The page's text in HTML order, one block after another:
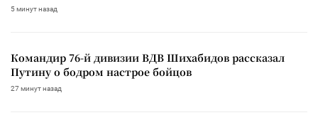
5 минут назад
Командир 76-й дивизии ВДВ Шихабидов рассказал
Путину о бодром настрое бойцов
27 минут назад